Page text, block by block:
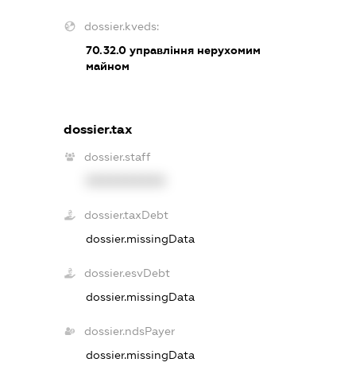
dossier.kveds:
70.32.0 управління нерухомим
майном
dossier.tax
dossier.staff
dossier.taxDebt
dossier.missingData
dossier.esvDebt
dossier.missingData
dossier.ndsPayer
dossier.missingData